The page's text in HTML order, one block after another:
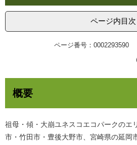
ページ内目次
ページ番号：0002293590
概要
祖母・傾・大崩ユネスコエコパークのエ
市・竹田市・豊後大野市、宮崎県の延岡